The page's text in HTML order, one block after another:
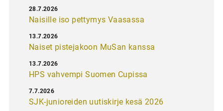
Naisille iso pettymys Vaasassa
28.7.2026
Naiset pistejakoon MuSan kanssa
13.7.2026
HPS vahvempi Suomen Cupissa
13.7.2026
SJK-junioreiden uutiskirje kesä 2026
7.7.2026